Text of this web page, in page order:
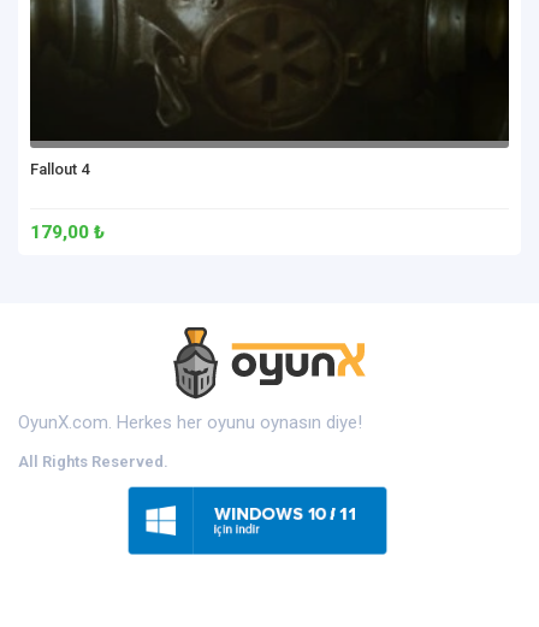
Fallout 4
179,00 ₺
OyunX.com. Herkes her oyunu oynasın diye!
All Rights Reserved.